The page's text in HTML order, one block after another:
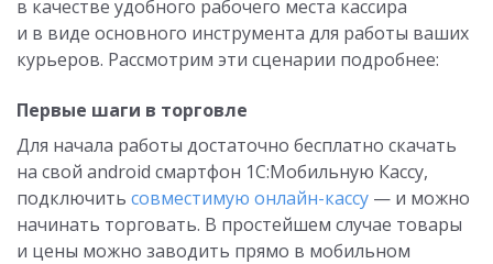
в качестве удобного рабочего места кассира
и в виде основного инструмента для работы ваших
курьеров. Рассмотрим эти сценарии подробнее:
Первые шаги в торговле
Для начала работы достаточно бесплатно скачать
на свой android смартфон 1С:Мобильную Кассу,
подключить совместимую онлайн-кассу — и можно
начинать торговать. В простейшем случае товары
и цены можно заводить прямо в мобильном